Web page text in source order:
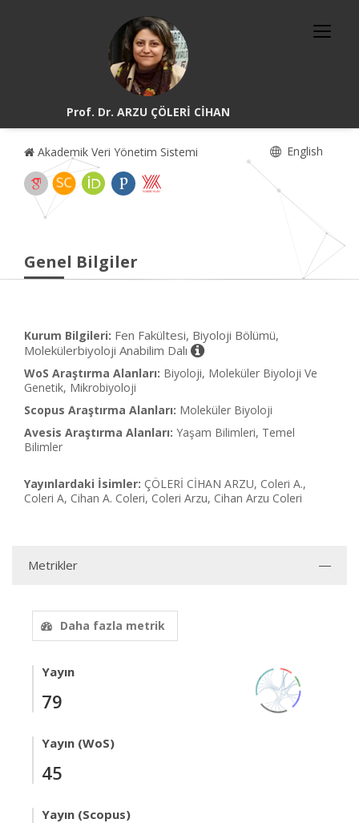
Prof. Dr. ARZU ÇÖLERİ CİHAN
Akademik Veri Yönetim Sistemi English
Genel Bilgiler
Kurum Bilgileri: Fen Fakültesi, Biyoloji Bölümü,
Molekülerbiyoloji Anabilim Dalı
WoS Araştırma Alanları: Biyoloji, Moleküler Biyoloji Ve
Genetik, Mikrobiyoloji
Scopus Araştırma Alanları: Moleküler Biyoloji
Avesis Araştırma Alanları: Yaşam Bilimleri, Temel
Bilimler
Yayınlardaki İsimler: ÇÖLERİ CİHAN ARZU, Coleri A.,
Coleri A, Cihan A. Coleri, Coleri Arzu, Cihan Arzu Coleri
Metrikler
Daha fazla metrik
Yayın
79
Yayın (WoS)
45
Yayın (Scopus)